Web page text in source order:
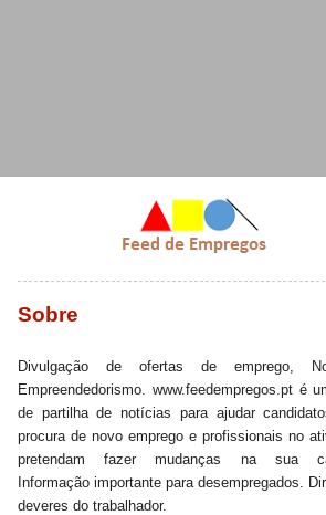
Sobre
Divulgação de ofertas de emprego,
Empreendedorismo. www.feedempregos.pt é
de partilha de notícias para ajudar
procura de novo emprego e profissionais no
pretendam fazer mudanças na sua
Informação importante para desempregados.
deveres do trabalhador.